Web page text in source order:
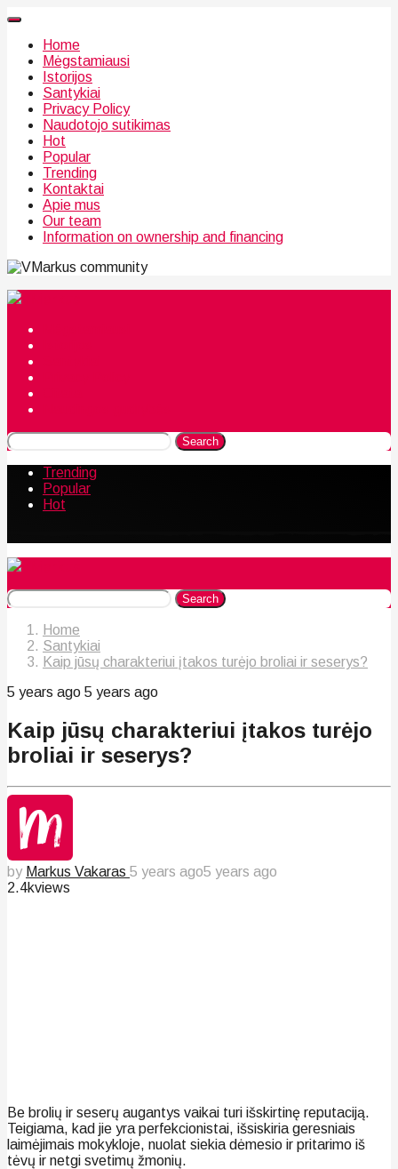
Home
Mėgstamiausi
Istorijos
Santykiai
Privacy Policy
Naudotojo sutikimas
Hot
Popular
Trending
Kontaktai
Apie mus
Our team
Information on ownership and financing
community
Search
Trending
Popular
Hot
Search
Home
Santykiai
Kaip jūsų charakteriui įtakos turėjo broliai ir seserys?
5 years ago 5 years ago
Kaip jūsų charakteriui įtakos turėjo
broliai ir seserys?
by Markus Vakaras 5 years ago5 years ago
2.4kviews
Be brolių ir seserų augantys vaikai turi išskirtinę reputaciją.
Teigiama, kad jie yra perfekcionistai, išsiskiria geresniais
laimėjimais mokykloje, nuolat siekia dėmesio ir pritarimo iš
tėvų ir netgi svetimų žmonių.